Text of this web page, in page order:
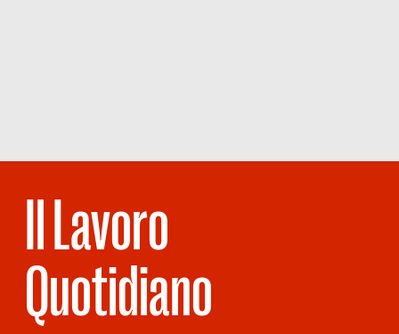
Il Lavoro
Quotidiano